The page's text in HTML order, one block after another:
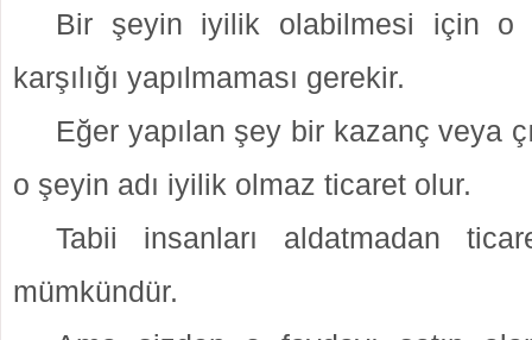
Bir şeyin iyilik olabilmesi için o
karşılığı yapılmaması gerekir.
Eğer yapılan şey bir kazanç veya
o şeyin adı iyilik olmaz ticaret olur.
Tabii insanları aldatmadan
mümkündür.